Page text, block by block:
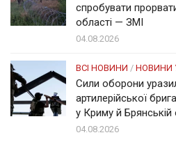
спробувати
області — ЗМІ
04.08.2026
ВСІ НОВИНИ / НОВИНИ
Сили оборони
артилерійської
у Криму й Брянській
04.08.2026